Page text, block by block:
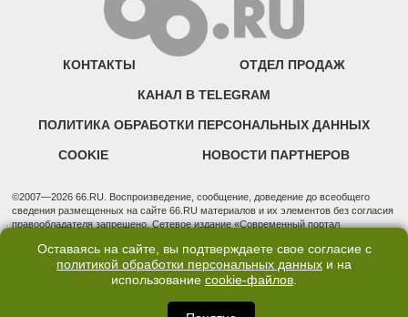
КОНТАКТЫ ОТДЕЛ ПРОДАЖ
КАНАЛ В TELEGRAM
ПОЛИТИКА ОБРАБОТКИ ПЕРСОНАЛЬНЫХ ДАННЫХ
COOKIE НОВОСТИ ПАРТНЕРОВ
©2007—2026 66.RU. Воспроизведение, сообщение, доведение до всеобщего
сведения размещенных на сайте 66.RU материалов и их элементов без согласия
правообладателя запрещено. Сетевое издание «Современный портал
надзору в сфере связи, информационных технологий и массовых коммуникаций
(Роскомнадзор). Регистрационный номер ЭЛ № ФС 77 - 76634 от 02.09.2019
Учредитель: Общество с ограниченной ответственностью "66.ру". Юридический
3, оф. 7015 Фактический адрес редакции и отдела продаж: 620014, Свердловская
Оставаясь на сайте, вы подтверждаете свое согласие с
политикой обработки персональных данных и на
использование cookie-файлов.